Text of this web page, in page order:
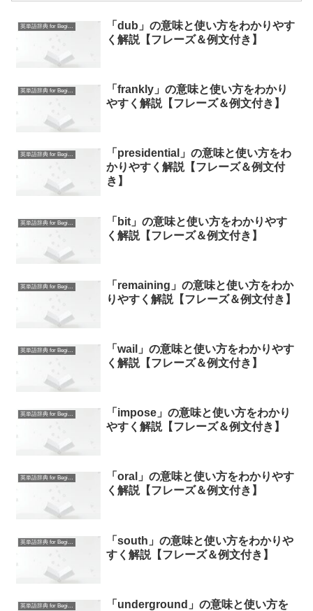
英単語辞典 for Beginners
「dub」の意味と使い方をわかりやす
く解説【フレーズ＆例文付き】
英単語辞典 for Beginners
「frankly」の意味と使い方をわかり
やすく解説【フレーズ＆例文付き】
英単語辞典 for Beginners
「presidential」の意味と使い方をわ
かりやすく解説【フレーズ＆例文付
き】
英単語辞典 for Beginners
「bit」の意味と使い方をわかりやす
く解説【フレーズ＆例文付き】
英単語辞典 for Beginners
「remaining」の意味と使い方をわか
りやすく解説【フレーズ＆例文付き】
英単語辞典 for Beginners
「wail」の意味と使い方をわかりやす
く解説【フレーズ＆例文付き】
英単語辞典 for Beginners
「impose」の意味と使い方をわかり
やすく解説【フレーズ＆例文付き】
英単語辞典 for Beginners
「oral」の意味と使い方をわかりやす
く解説【フレーズ＆例文付き】
英単語辞典 for Beginners
「south」の意味と使い方をわかりや
すく解説【フレーズ＆例文付き】
英単語辞典 for Beginners
「underground」の意味と使い方を